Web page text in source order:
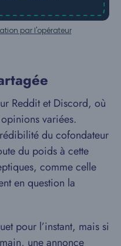
par l'opérateur
Reddit et Discord, où
variées.
du cofondateur
du poids à cette
comme celle
en question la
pour l’instant, mais si
une annonce